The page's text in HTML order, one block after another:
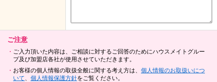
ご注意
ご入力頂いた内容は、ご相談に対するご回答のためにハウスメイトグルー
プ及び加盟店各社が使用させていただきます。
お客様の個人情報の取扱全般に関する考え方は、 個人情報のお取扱いにつ
いて
個人情報保護方針をご覧ください。